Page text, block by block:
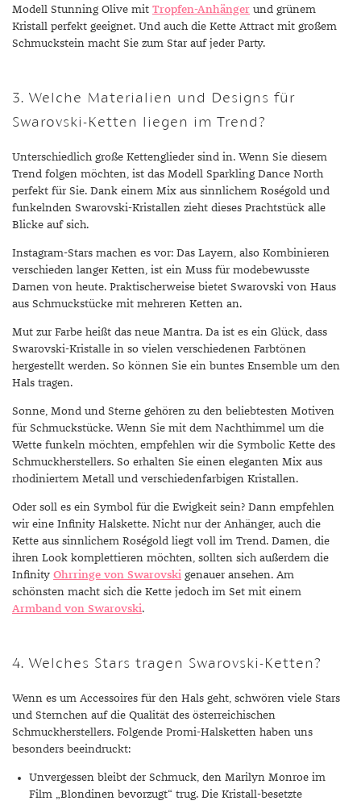
Modell Stunning Olive mit Tropfen-Anhänger und grünem
Kristall perfekt geeignet. Und auch die Kette Attract mit großem
Schmuckstein macht Sie zum Star auf jeder Party.
3. Welche Materialien und Designs für
Swarovski-Ketten liegen im Trend?
Unterschiedlich große Kettenglieder sind in. Wenn Sie diesem
Trend folgen möchten, ist das Modell Sparkling Dance North
perfekt für Sie. Dank einem Mix aus sinnlichem Roségold und
funkelnden Swarovski-Kristallen zieht dieses Prachtstück alle
Blicke auf sich.
Instagram-Stars machen es vor: Das Layern, also Kombinieren
verschieden langer Ketten, ist ein Muss für modebewusste
Damen von heute. Praktischerweise bietet Swarovski von Haus
aus Schmuckstücke mit mehreren Ketten an.
Mut zur Farbe heißt das neue Mantra. Da ist es ein Glück, dass
Swarovski-Kristalle in so vielen verschiedenen Farbtönen
hergestellt werden. So können Sie ein buntes Ensemble um den
Hals tragen.
Sonne, Mond und Sterne gehören zu den beliebtesten Motiven
für Schmuckstücke. Wenn Sie mit dem Nachthimmel um die
Wette funkeln möchten, empfehlen wir die Symbolic Kette des
Schmuckherstellers. So erhalten Sie einen eleganten Mix aus
rhodiniertem Metall und verschiedenfarbigen Kristallen.
Oder soll es ein Symbol für die Ewigkeit sein? Dann empfehlen
wir eine Infinity Halskette. Nicht nur der Anhänger, auch die
Kette aus sinnlichem Roségold liegt voll im Trend. Damen, die
ihren Look komplettieren möchten, sollten sich außerdem die
Infinity Ohrringe von Swarovski genauer ansehen. Am
schönsten macht sich die Kette jedoch im Set mit einem
Armband von Swarovski.
4. Welches Stars tragen Swarovski-Ketten?
Wenn es um Accessoires für den Hals geht, schwören viele Stars
und Sternchen auf die Qualität des österreichischen
Schmuckherstellers. Folgende Promi-Halsketten haben uns
besonders beeindruckt:
Unvergessen bleibt der Schmuck, den Marilyn Monroe im
Film „Blondinen bevorzugt“ trug. Die Kristall-besetzte